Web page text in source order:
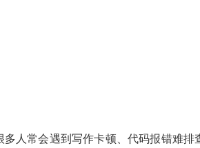
人常会遇到写作卡顿、代码报错难排